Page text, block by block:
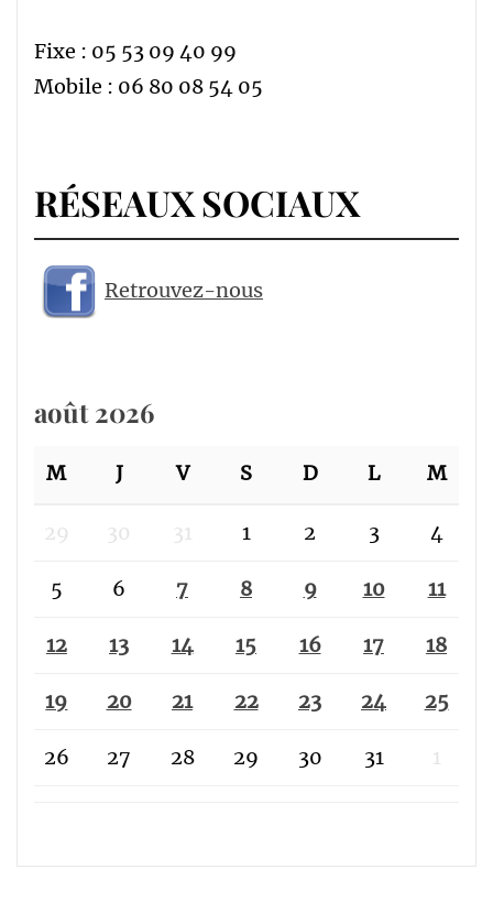
Fixe : 05 53 09 40 99
Mobile : 06 80 08 54 05
RÉSEAUX SOCIAUX
Retrouvez-nous
août 2026
M J V S D L M
29 30 31 1 2 3 4
5 6 7 8 9 10 11
12 13 14 15 16 17 18
19 20 21 22 23 24 25
26 27 28 29 30 31 1